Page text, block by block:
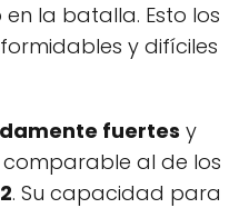
la batalla. Esto los
y difíciles
fuertes y
al de los
. Su capacidad para